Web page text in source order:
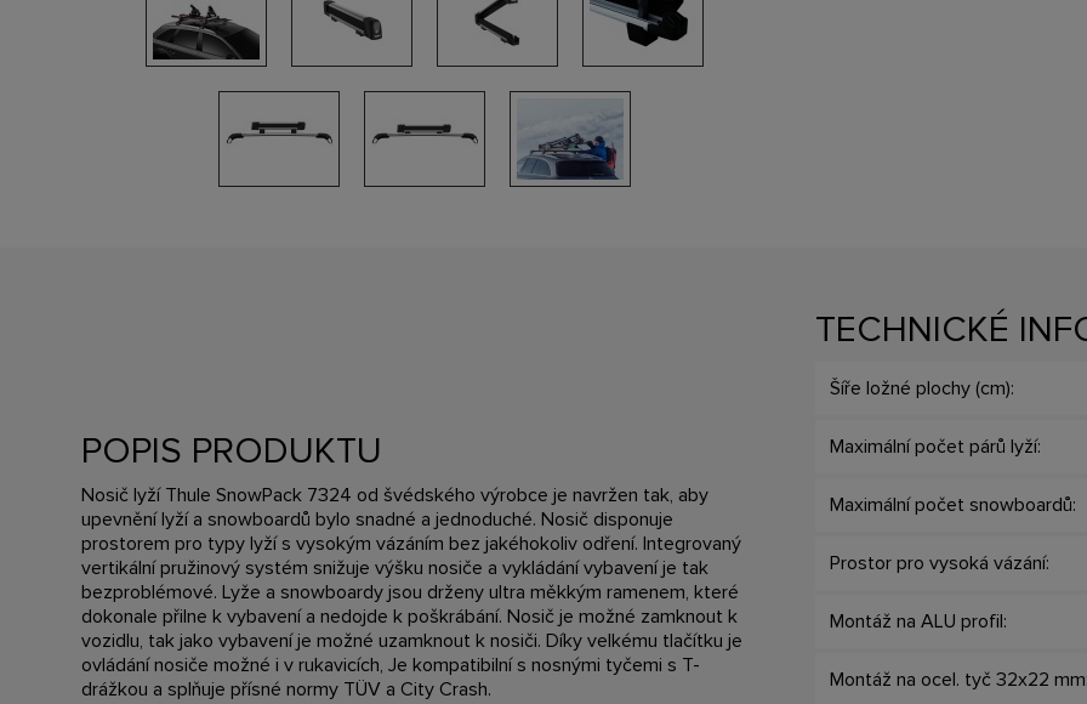
POPIS PRODUKTU
Nosič lyží Thule SnowPack 7324 od švédského výrobce je navržen tak, aby
upevnění lyží a snowboardů bylo snadné a jednoduché. Nosič disponuje
prostorem pro typy lyží s vysokým vázáním bez jakéhokoliv odření. Integrovaný
vertikální pružinový systém snižuje výšku nosiče a vykládání vybavení je tak
bezproblémové. Lyže a snowboardy jsou drženy ultra měkkým ramenem, které
dokonale přilne k vybavení a nedojde k poškrábání. Nosič je možné zamknout k
vozidlu, tak jako vybavení je možné uzamknout k nosiči. Díky velkému tlačítku je
ovládání nosiče možné i v rukavicích, Je kompatibilní s nosnými tyčemi s T-
drážkou a splňuje přísné normy TÜV a City Crash.
TECHNICKÉ
Šíře ložné plochy (cm):
Maximální počet párů lyží:
Maximální počet snowboardů:
Prostor pro vysoká vázání:
Montáž na ALU profil:
Montáž na ocel. tyč 32x22 mm: